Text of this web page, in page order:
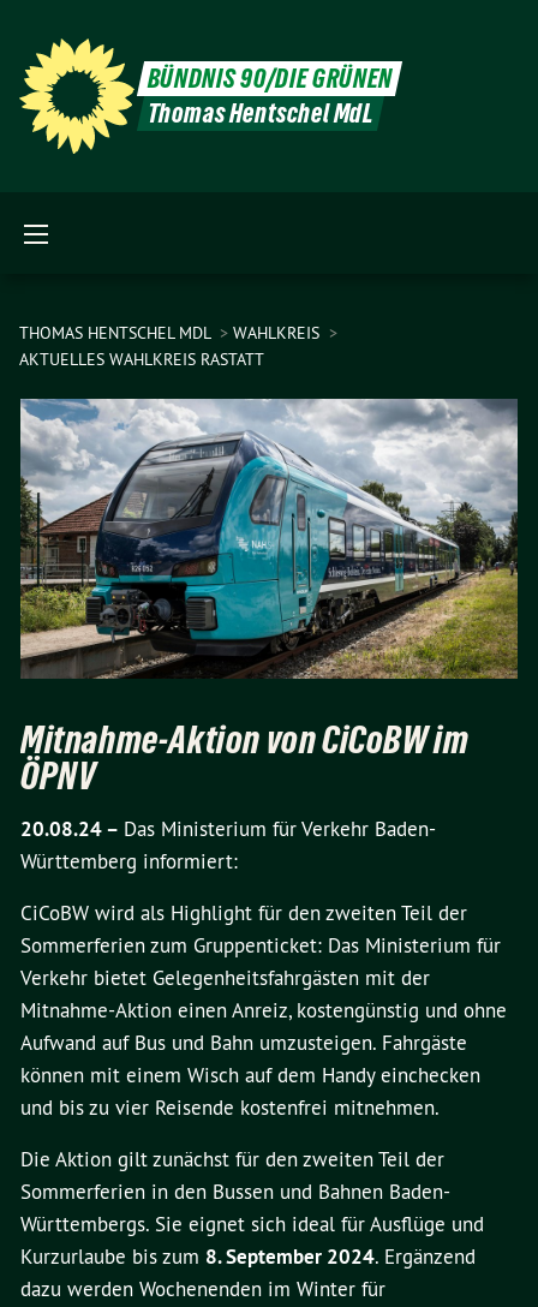
BÜNDNIS 90/DIE GRÜNEN
Thomas Hentschel MdL
THOMAS HENTSCHEL MDL
WAHLKREIS
AKTUELLES WAHLKREIS RASTATT
Mitnahme-Aktion von CiCoBW im
ÖPNV
20.08.24 – Das Ministerium für Verkehr Baden-
Württemberg informiert:
CiCoBW wird als Highlight für den zweiten Teil der
Sommerferien zum Gruppenticket: Das Ministerium für
Verkehr bietet Gelegenheitsfahrgästen mit der
Mitnahme-Aktion einen Anreiz, kostengünstig und ohne
Aufwand auf Bus und Bahn umzusteigen. Fahrgäste
können mit einem Wisch auf dem Handy einchecken
und bis zu vier Reisende kostenfrei mitnehmen.
Die Aktion gilt zunächst für den zweiten Teil der
Sommerferien in den Bussen und Bahnen Baden-
Württembergs. Sie eignet sich ideal für Ausflüge und
Kurzurlaube bis zum 8. September 2024. Ergänzend
dazu werden Wochenenden im Winter für